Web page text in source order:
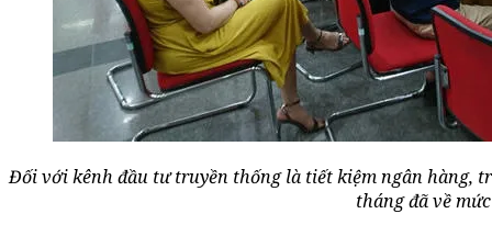
Đối với kênh đầu tư truyền thống là tiết kiệm ngân hàng,
tháng đã về